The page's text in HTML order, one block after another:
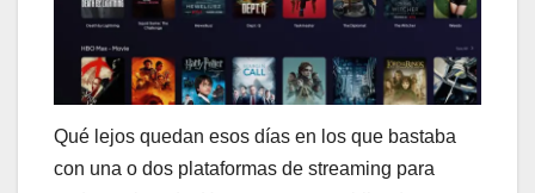
Qué lejos quedan esos días en los que bastaba
con una o dos plataformas de streaming para